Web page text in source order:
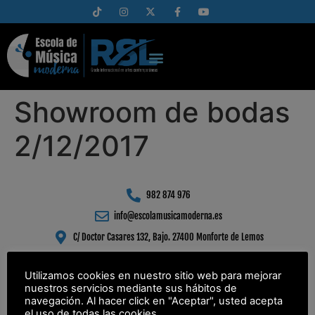
Showroom de bodas
2/12/2017
982 874 976
info@escolamusicamoderna.es
C/ Doctor Casares 132, Bajo. 27400 Monforte de Lemos
Utilizamos cookies en nuestro sitio web para mejorar
nuestros servicios mediante sus hábitos de
navegación. Al hacer click en "Aceptar", usted acepta